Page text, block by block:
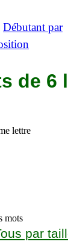
Débutant par
de 6
lettre
mots
par